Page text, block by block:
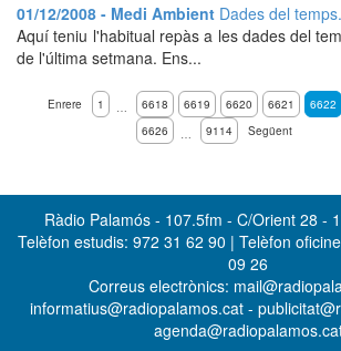
01/12/2008 - Medi Ambient Dades del temps.
Aquí teniu l'habitual repàs a les dades del
de l'última setmana. Ens...
Enrere 1 … 6618 6619 6620 6621 6622
6626
… 9114 Següent
Ràdio Palamós - 107.5fm - C/Orient 28 -
Telèfon estudis: 972 31 62 90 | Telèfon
09 26
Correus electrònics:
informatius@radiopalamos.cat -